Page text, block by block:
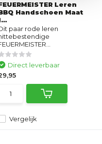
Leren
Handschoen Maat
paar rode leren
Vergelijk
Direct leverbaar